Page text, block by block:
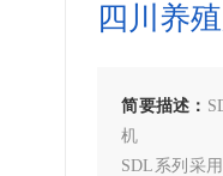
四川养
简要描述：
机
SDL系列采